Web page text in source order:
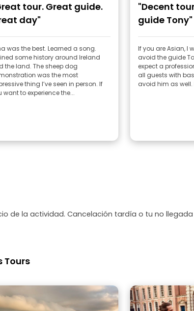
tour. Great guide.
day"
was the best. Learned a song.
some history around Ireland
the land. The sheep dog
was the most
thing I’ve seen in person. If
want to experience the...
"Decent
guide Tony"
If you are Asian, I
avoid the guide
expect a
all guests with
de la actividad. Cancelación tardía o tu no
Tours